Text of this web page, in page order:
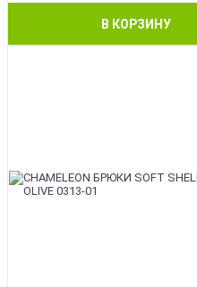
В КОРЗИНУ